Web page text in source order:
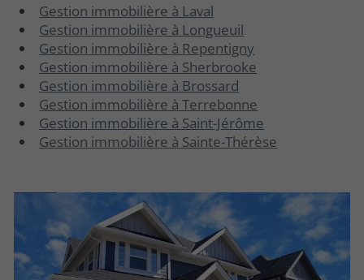
Gestion immobilière à Laval
Gestion immobilière à Longueuil
Gestion immobilière à Repentigny
Gestion immobilière à Sherbrooke
Gestion immobilière à Brossard
Gestion immobilière à Terrebonne
Gestion immobilière à Saint-Jérôme
Gestion immobilière à Sainte-Thérèse